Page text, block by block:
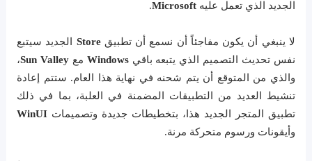
الجديد الذي تعمل عليه Microsoft
.
لا ينبغي أن يكون مفاجئاً أن نسمع أن تطبيقStore
الجديد سيتبع
نفس تحديث التصميم الذي يتبعه باقيWindows معSun Valley،
والذي من المتوقع أن يتم شحنه في نهاية هذا العام. ستتم إعادة
تنشيط العديد من التطبيقات المضمنة في العلبة، بما في ذلك
تطبيق المتجر الجديد هذا، بتخطيطات جديدة وتصميماتWinUI
وأيقونات ورسوم متحركة مرنة.